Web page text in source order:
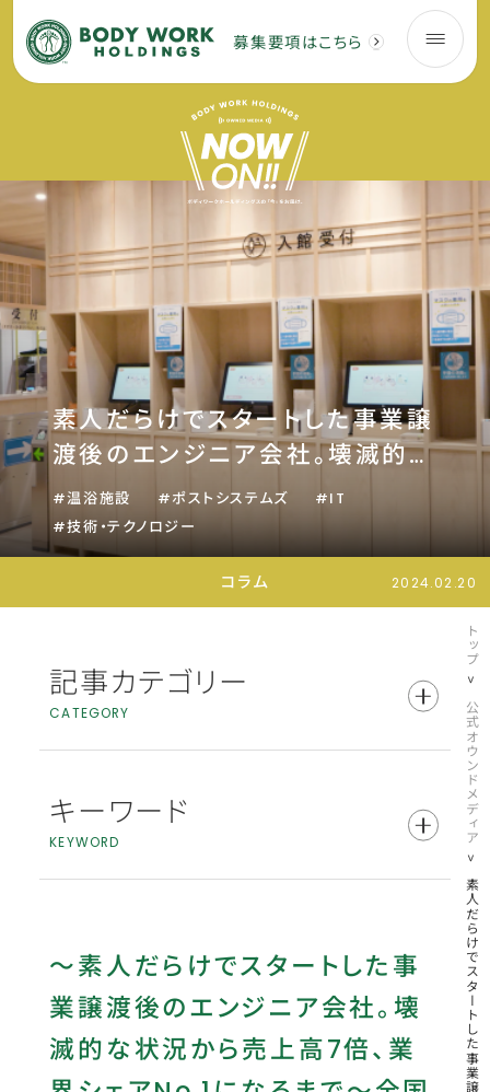
募集要項はこちら
素人だらけでスタートした事業譲
渡後のエンジニア会社。壊滅的な
状況から売上高7倍、業界シェア
No.1になるまで
#温浴施設 #ポストシステムズ
#IT
#技術・テクノロジー
コラム 2024.02.20
トップ
公式オウンドメディア
記事カテゴリー
CATEGORY
イベント
キーワード
KEYWORD
#人材育成 #ラフィネグループ
#女性活躍 #新卒 #転職
#リラクゼーション #美容・健康
～素人だらけでスタートした事
業譲渡後のエンジニア会社。壊
滅的な状況から売上高7倍、業